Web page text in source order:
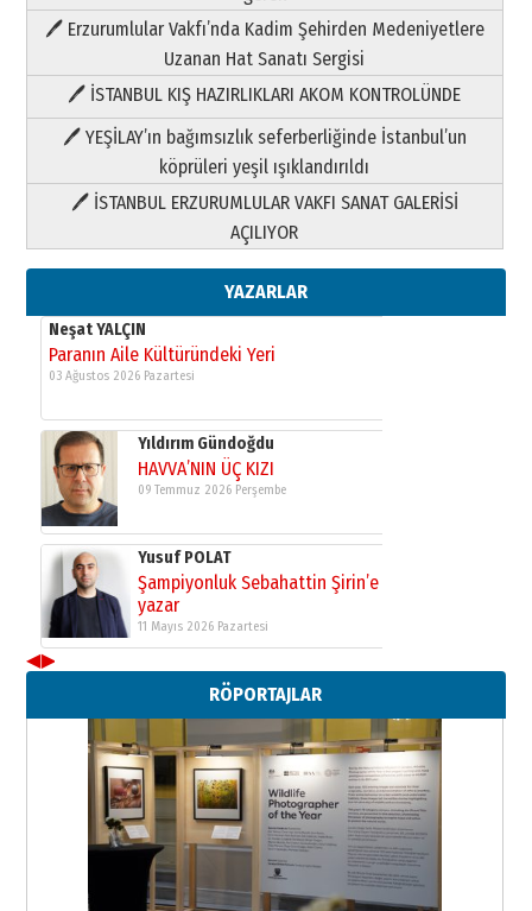
🖊 Erzurumlular Vakfı’nda Kadim Şehirden Medeniyetlere
Uzanan Hat Sanatı Sergisi
🖊 İSTANBUL KIŞ HAZIRLIKLARI AKOM KONTROLÜNDE
🖊 YEŞİLAY’ın bağımsızlık seferberliğinde İstanbul’un
köprüleri yeşil ışıklandırıldı
🖊 İSTANBUL ERZURUMLULAR VAKFI SANAT GALERİSİ
AÇILIYOR
YAZARLAR
Paranın Aile Kültüründeki Yeri
03 Ağustos 2026 Pazartesi
Yıldırım Gündoğdu
HAVVA’NIN ÜÇ KIZI
09 Temmuz 2026 Perşembe
Yusuf POLAT
Şampiyonluk Sebahattin Şirin’e
11 Mayıs 2026 Pazartesi
Neşat YALÇIN
Paranın Aile Kültüründeki Yeri
03 Ağustos 2026 Pazartesi
Yıldırım Gündoğdu
HAVVA’NIN ÜÇ KIZI
09 Temmuz 2026 Perşembe
Yusuf POLAT
Şampiyonluk Sebahattin Şirin’e
yazar
11 Mayıs 2026 Pazartesi
Neşat YALÇIN
Paranın Aile Kültüründeki Yeri
03 Ağustos 2026 Pazartesi
Yıldırım Gündoğdu
HAVVA’NIN ÜÇ KIZI
09 Temmuz 2026 Perşembe
Yusuf POLAT
◀▶
RÖPORTAJLAR